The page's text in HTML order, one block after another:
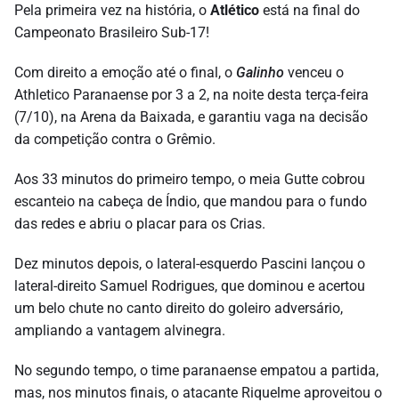
Pela primeira vez na história, o Atlético está na final do
Campeonato Brasileiro Sub-17!
Com direito a emoção até o final, o Galinho venceu o
Athletico Paranaense por 3 a 2, na noite desta terça-feira
(7/10), na Arena da Baixada, e garantiu vaga na decisão
da competição contra o Grêmio.
Aos 33 minutos do primeiro tempo, o meia Gutte cobrou
escanteio na cabeça de Índio, que mandou para o fundo
das redes e abriu o placar para os Crias.
Dez minutos depois, o lateral-esquerdo Pascini lançou o
lateral-direito Samuel Rodrigues, que dominou e acertou
um belo chute no canto direito do goleiro adversário,
ampliando a vantagem alvinegra.
No segundo tempo, o time paranaense empatou a partida,
mas, nos minutos finais, o atacante Riquelme aproveitou o